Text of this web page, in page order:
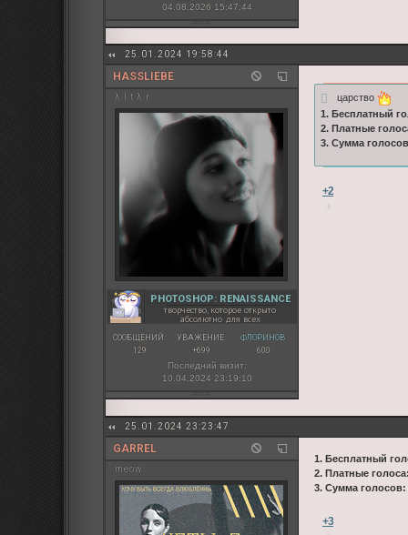
04.08.2026 15:47:44
25.01.2024 19:58:44
HASSLIEBE
λ l t λ r
PHOTOSHOP: RENAISSANCE
творчество, которое открыто
абсолютно для всех
СООБЩЕНИЙ:
129
УВАЖЕНИЕ:
+699
ФЛОРИНОВ:
600
Последний визит:
10.04.2024 23:19:10
царство
1. Бесплатный
2. Платные
3. Сумма
+2
25.01.2024 23:23:47
GARREL
meow
1. Бесплатный
2. Платные
3. Сумма голосов:
+3